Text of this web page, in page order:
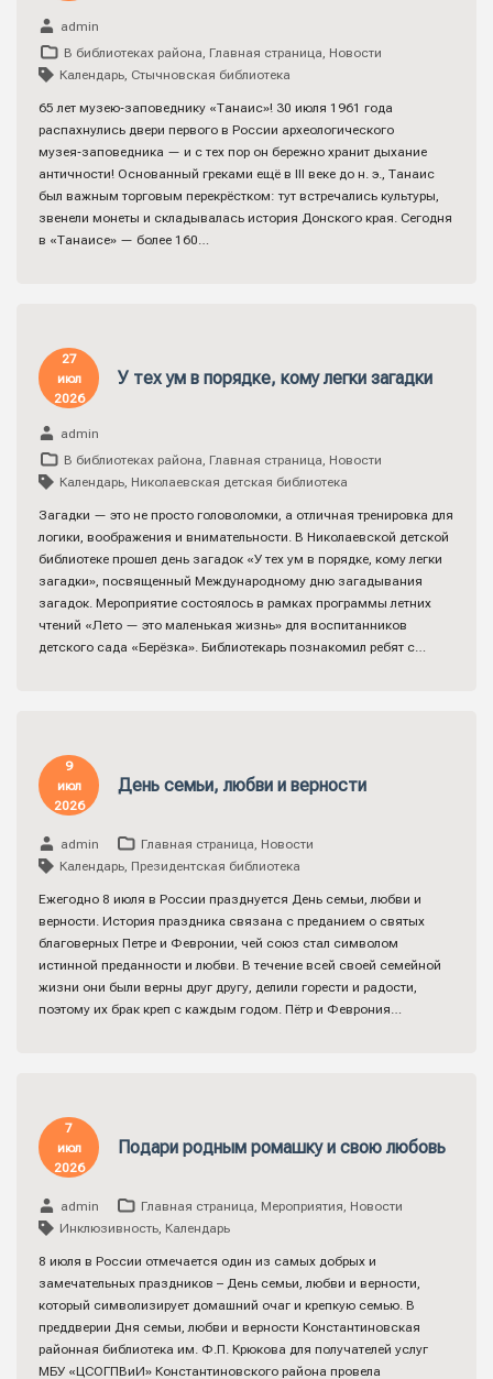
admin
В библиотеках района, Главная страница, Новости
Календарь, Стычновская библиотека
65 лет музею‑заповеднику «Танаис»! 30 июля 1961 года
распахнулись двери первого в России археологического
музея‑заповедника — и с тех пор он бережно хранит дыхание
античности! Основанный греками ещё в III веке до н. э., Танаис
был важным торговым перекрёстком: тут встречались культуры,
звенели монеты и складывалась история Донского края. Сегодня
в «Танаисе» — более 160…
27
июл
2026
У тех ум в порядке, кому легки загадки
admin
В библиотеках района, Главная страница, Новости
Календарь, Николаевская детская библиотека
Загадки — это не просто головоломки, а отличная тренировка для
логики, воображения и внимательности. В Николаевской детской
библиотеке прошел день загадок «У тех ум в порядке, кому легки
загадки», посвященный Международному дню загадывания
загадок. Мероприятие состоялось в рамках программы летних
чтений «Лето — это маленькая жизнь» для воспитанников
детского сада «Берёзка». Библиотекарь познакомил ребят с…
9
июл
2026
День семьи, любви и верности
admin Главная страница, Новости
Календарь, Президентская библиотека
Ежегодно 8 июля в России празднуется День семьи, любви и
верности. История праздника связана с преданием о святых
благоверных Петре и Февронии, чей союз стал символом
истинной преданности и любви. В течение всей своей семейной
жизни они были верны друг другу, делили горести и радости,
поэтому их брак креп с каждым годом. Пётр и Феврония…
7
июл
2026
Подари родным ромашку и свою любовь
admin Главная страница, Мероприятия, Новости
Инклюзивность, Календарь
8 июля в России отмечается один из самых добрых и
замечательных праздников – День семьи, любви и верности,
который символизирует домашний очаг и крепкую семью. В
преддверии Дня семьи, любви и верности Константиновская
районная библиотека им. Ф.П. Крюкова для получателей услуг
МБУ «ЦСОГПВиИ» Константиновского района провела